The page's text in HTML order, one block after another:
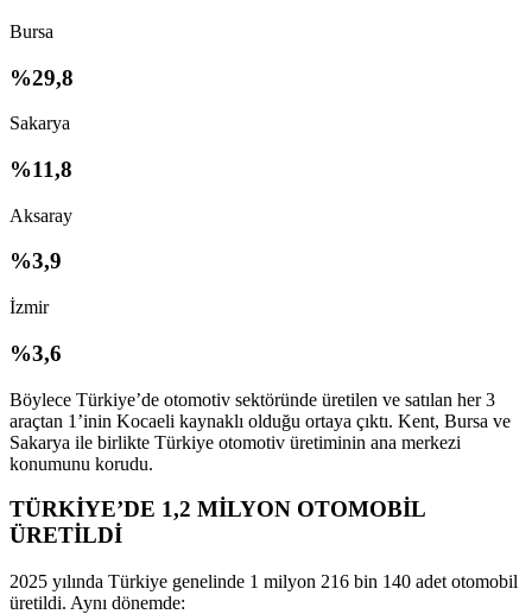
Bursa
%29,8
Sakarya
%11,8
Aksaray
%3,9
İzmir
%3,6
Böylece Türkiye’de otomotiv sektöründe üretilen ve satılan her3
araçtan 1’inin Kocaeli kaynaklı olduğu ortaya çıktı. Kent, Bursa ve
Sakarya ile birlikte Türkiye otomotiv üretiminin ana merkezi
konumunu korudu.
TÜRKİYE’DE 1,2 MİLYON OTOMOBİL
ÜRETİLDİ
2025 yılında Türkiye genelinde 1 milyon 216 bin 140 adet otomobil
üretildi. Aynı dönemde: